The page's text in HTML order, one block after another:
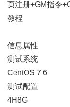
页注册+GM指令
教程
信息属性
测试系统
CentOS 7.6
测试配置
4H8G